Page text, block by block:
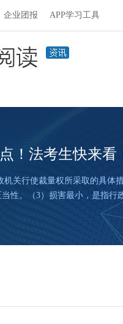
企业团报 APP学习工具
！法考生快来看
关行使裁量权所采取的具
性。（3）损害最小，是指行